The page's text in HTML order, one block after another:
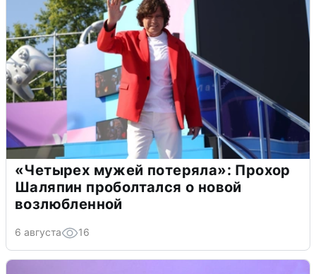
«Четырех мужей потеряла»: Прохор
Шаляпин проболтался о новой
возлюбленной
6 августа 16